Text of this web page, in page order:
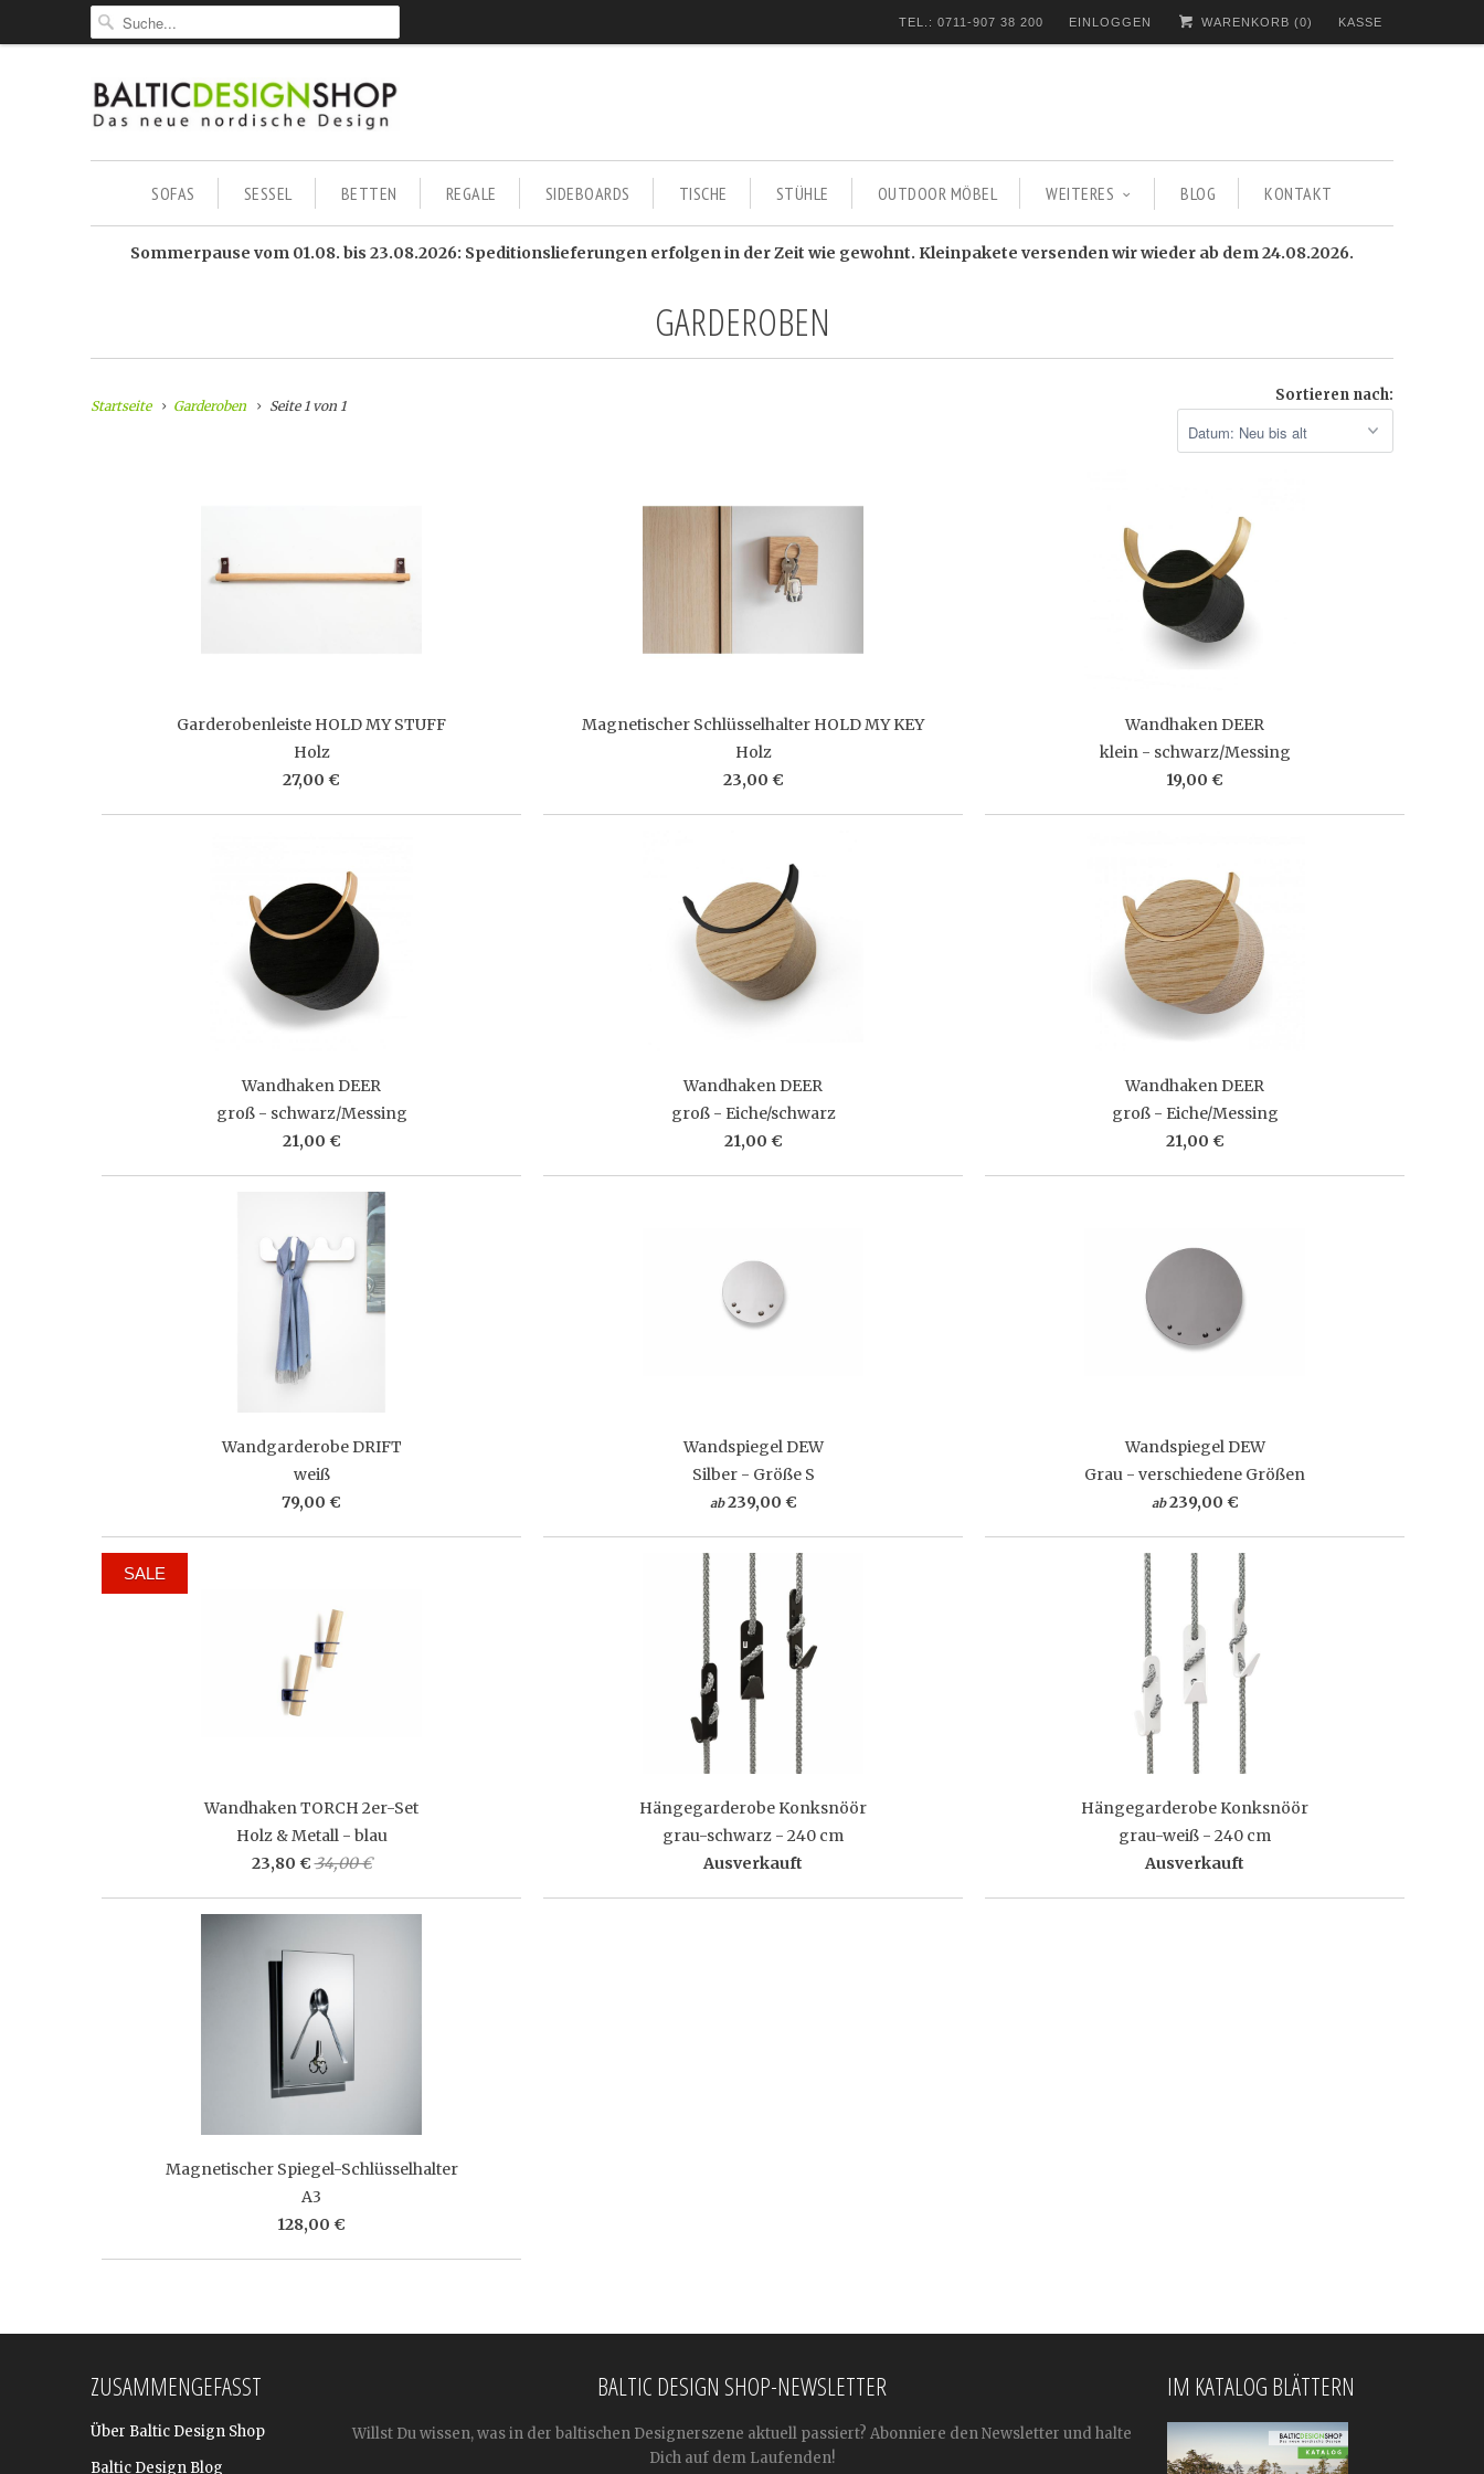
TEL.: 0711-907 38 200 EINLOGGEN WARENKORB (0) KASSE
SOFAS SESSEL BETTEN REGALE SIDEBOARDS TISCHE STÜHLE OUTDOOR MÖBEL WEITERES BLOG KONTAKT
Sommerpause vom 01.08. bis 23.08.2026: Speditionslieferungen erfolgen in der Zeit wie gewohnt. Kleinpakete versenden wir wieder ab dem 24.08.2026.
GARDEROBEN
Startseite Garderoben Seite 1 von 1
Sortieren nach:
Garderobenleiste HOLD MY STUFF
Holz
27,00 €
Magnetischer Schlüsselhalter HOLD MY KEY
Holz
23,00 €
Wandhaken DEER
klein - schwarz/Messing
19,00 €
Wandhaken DEER
groß - schwarz/Messing
21,00 €
Wandhaken DEER
groß - Eiche/schwarz
21,00 €
Wandhaken DEER
groß - Eiche/Messing
21,00 €
Wandgarderobe DRIFT
weiß
79,00 €
Wandspiegel DEW
Silber - Größe S
ab 239,00 €
Wandspiegel DEW
Grau - verschiedene Größen
ab 239,00 €
Wandhaken TORCH 2er-Set
Holz & Metall - blau
23,80 €34,00 €
SALE
Hängegarderobe Konksnöör
grau-schwarz - 240 cm
Ausverkauft
Hängegarderobe Konksnöör
grau-weiß - 240 cm
Ausverkauft
Magnetischer Spiegel-Schlüsselhalter
A3
128,00 €
ZUSAMMENGEFASST
Über Baltic Design Shop
Baltic Design Blog
BALTIC DESIGN SHOP-NEWSLETTER
Willst Du wissen, was in der baltischen Designerszene aktuell passiert? Abonniere den Newsletter und halte
Dich auf dem Laufenden!
IM KATALOG BLÄTTERN